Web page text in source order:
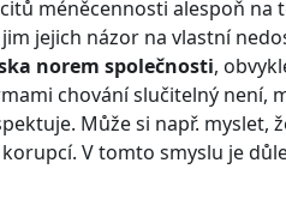
méněcennosti alespoň na
jejich názor na vlastní
norem společnosti,
chování slučitelný není,
Může si např. myslet,
V tomto smyslu je